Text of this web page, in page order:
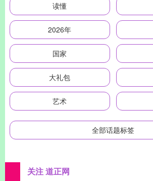
读懂
2026年
国家
大礼包
艺术
全部话题标签
关注 道正网